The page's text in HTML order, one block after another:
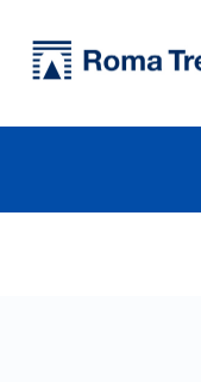
Prof.ssa CATERINA MORO - Università Roma Tre